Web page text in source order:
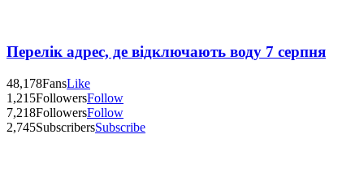
Перелік адрес, де відключають воду 7 серпня
48,178FansLike
1,215FollowersFollow
7,218FollowersFollow
2,745SubscribersSubscribe